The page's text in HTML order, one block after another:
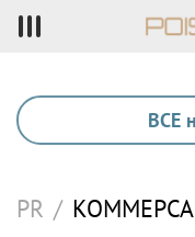
ВСЕ
PR /